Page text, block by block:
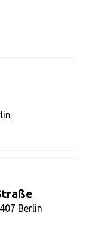
Berlin